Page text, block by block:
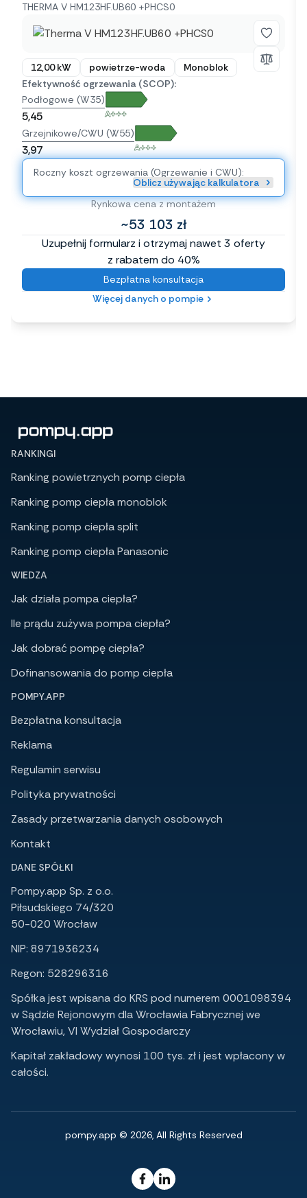
THERMA V HM123HF.UB60 +PHCS0
12,00 kW powietrze-woda
Monoblok
Efektywność ogrzewania (SCOP):
Podłogowe (W35)
5,45 A+++
Grzejnikowe/CWU (W55)
3,97 A+++
Roczny koszt ogrzewania (Ogrzewanie i CWU):
Oblicz używając kalkulatora
Rynkowa cena z montażem
~53 103 zł
Uzupełnij formularz i otrzymaj nawet 3 oferty
z rabatem do 40%
Bezpłatna konsultacja
Więcej danych o pompie
RANKINGI
Ranking powietrznych pomp ciepła
Ranking pomp ciepła monoblok
Ranking pomp ciepła split
Ranking pomp ciepła Panasonic
WIEDZA
Jak działa pompa ciepła?
Ile prądu zużywa pompa ciepła?
Jak dobrać pompę ciepła?
Dofinansowania do pomp ciepła
POMPY.APP
Bezpłatna konsultacja
Reklama
Regulamin serwisu
Polityka prywatności
Zasady przetwarzania danych osobowych
Kontakt
DANE SPÓŁKI
Pompy.app Sp. z o.o.
Piłsudskiego 74/320
50-020 Wrocław
NIP: 8971936234
Regon: 528296316
Spółka jest wpisana do KRS pod numerem 0001098394
w Sądzie Rejonowym dla Wrocławia Fabrycznej we
Wrocławiu, VI Wydział Gospodarczy
Kapitał zakładowy wynosi 100 tys. zł i jest wpłacony w
całości.
pompy.app © 2026, All Rights Reserved